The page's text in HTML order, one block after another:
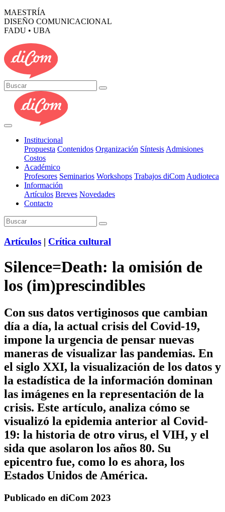
MAESTRÍA
DISEÑO COMUNICACIONAL
FADU • UBA
Institucional
Propuesta Contenidos Organización Síntesis Admisiones
Costos
Académico
Profesores Seminarios Workshops Trabajos diCom Audioteca
Información
Artículos Breves Novedades
Contacto
Artículos | Crítica cultural
Silence=Death: la omisión de
los (im)prescindibles
Con sus datos vertiginosos que cambian
día a día, la actual crisis del Covid-19,
impone la urgencia de pensar nuevas
maneras de visualizar las pandemias. En
el siglo XXI, la visualización de los datos y
la estadística de la información dominan
las imágenes en la representación de la
crisis. Este artículo, analiza cómo se
visualizó la epidemia anterior al Covid-
19: la historia de otro virus, el VIH, y el
sida que asolaron los años 80. Su
epicentro fue, como lo es ahora, los
Estados Unidos de América.
Publicado en diCom 2023